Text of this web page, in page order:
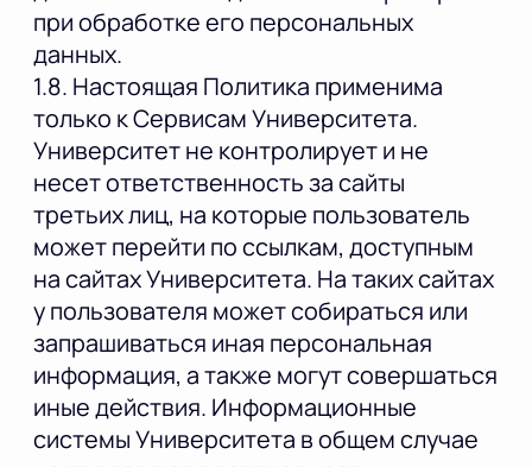
при обработке его персональных
данных.
1.8. Настоящая Политика применима
только к Сервисам Университета.
Университет не контролирует и не
несет ответственность за сайты
третьих лиц, на которые пользователь
может перейти по ссылкам, доступным
на сайтах Университета. На таких сайтах
у пользователя может собираться или
запрашиваться иная персональная
информация, а также могут совершаться
иные действия. Информационные
системы Университета в общем случае